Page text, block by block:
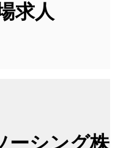
求人
ーシング株